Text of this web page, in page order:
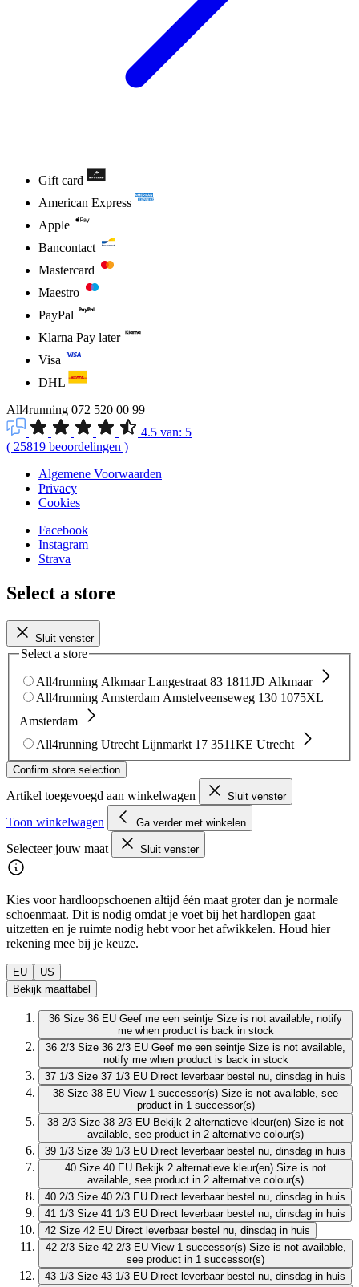
Gift card
American Express
Apple
Bancontact
Mastercard
Maestro
PayPal
Klarna Pay later
Visa
DHL
All4running 072 520 00 99
4.5 van: 5
( 25819 beoordelingen )
Algemene Voorwaarden
Privacy
Cookies
Facebook
Instagram
Strava
Select a store
Sluit venster
Select a store
All4running Alkmaar Langestraat 83 1811JD Alkmaar
All4running Amsterdam Amstelveenseweg 130 1075XL
Amsterdam
All4running Utrecht Lijnmarkt 17 3511KE Utrecht
Confirm store selection
Artikel toegevoegd aan winkelwagen Sluit venster
Toon winkelwagen Ga verder met winkelen
Selecteer jouw maat Sluit venster
Kies voor hardloopschoenen altijd één maat groter dan je normale
schoenmaat. Dit is nodig omdat je voet bij het hardlopen gaat
uitzetten en je ruimte nodig hebt voor het afwikkelen. Houd hier
rekening mee bij je keuze.
EU
US
Bekijk maattabel
36 Size 36 EU Geef me een seintje Size is not available, notify
me when product is back in stock
36 2/3 Size 36 2/3 EU Geef me een seintje Size is not available,
notify me when product is back in stock
37 1/3 Size 37 1/3 EU Direct leverbaar bestel nu, dinsdag in huis
38 Size 38 EU View 1 successor(s) Size is not available, see
product in 1 successor(s)
38 2/3 Size 38 2/3 EU Bekijk 2 alternatieve kleur(en) Size is not
available, see product in 2 alternative colour(s)
39 1/3 Size 39 1/3 EU Direct leverbaar bestel nu, dinsdag in huis
40 Size 40 EU Bekijk 2 alternatieve kleur(en) Size is not
available, see product in 2 alternative colour(s)
40 2/3 Size 40 2/3 EU Direct leverbaar bestel nu, dinsdag in huis
41 1/3 Size 41 1/3 EU Direct leverbaar bestel nu, dinsdag in huis
42 Size 42 EU Direct leverbaar bestel nu, dinsdag in huis
42 2/3 Size 42 2/3 EU View 1 successor(s) Size is not available,
see product in 1 successor(s)
43 1/3 Size 43 1/3 EU Direct leverbaar bestel nu, dinsdag in huis